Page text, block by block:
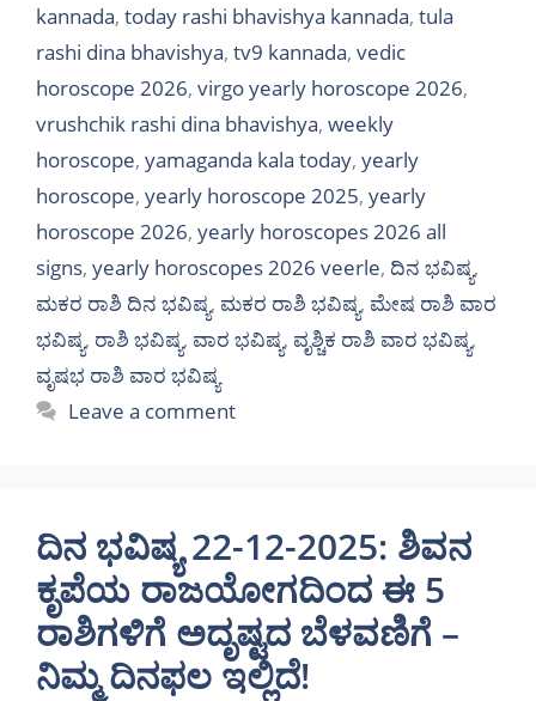
kannada, today rashi bhavishya kannada, tula
rashi dina bhavishya, tv9 kannada, vedic
horoscope 2026, virgo yearly horoscope 2026,
vrushchik rashi dina bhavishya, weekly
horoscope, yamaganda kala today, yearly
horoscope, yearly horoscope 2025, yearly
horoscope 2026, yearly horoscopes 2026 all
signs, yearly horoscopes 2026 veerle, ದಿನ ಭವಿಷ್ಯ,
ಮಕರ ರಾಶಿ ದಿನ ಭವಿಷ್ಯ, ಮಕರ ರಾಶಿ ಭವಿಷ್ಯ, ಮೇಷ ರಾಶಿ ವಾರ
ಭವಿಷ್ಯ, ರಾಶಿ ಭವಿಷ್ಯ, ವಾರ ಭವಿಷ್ಯ, ವೃಶ್ಚಿಕ ರಾಶಿ ವಾರ ಭವಿಷ್ಯ,
ವೃಷಭ ರಾಶಿ ವಾರ ಭವಿಷ್ಯ
Leave a comment
ದಿನ ಭವಿಷ್ಯ 22-12-2025: ಶಿವನ
ಕೃಪೆಯ ರಾಜಯೋಗದಿಂದ ಈ 5
ರಾಶಿಗಳಿಗೆ ಅದೃಷ್ಟದ ಬೆಳವಣಿಗೆ –
ನಿಮ್ಮ ದಿನಫಲ ಇಲ್ಲಿದೆ!